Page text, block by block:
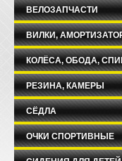
ВЕЛОЗАПЧАСТИ
ВИЛКИ,
КОЛЁСА, ОБОДА,
РЕЗИНА, КАМЕРЫ
СЁДЛА
ОЧКИ СПОРТИВНЫЕ